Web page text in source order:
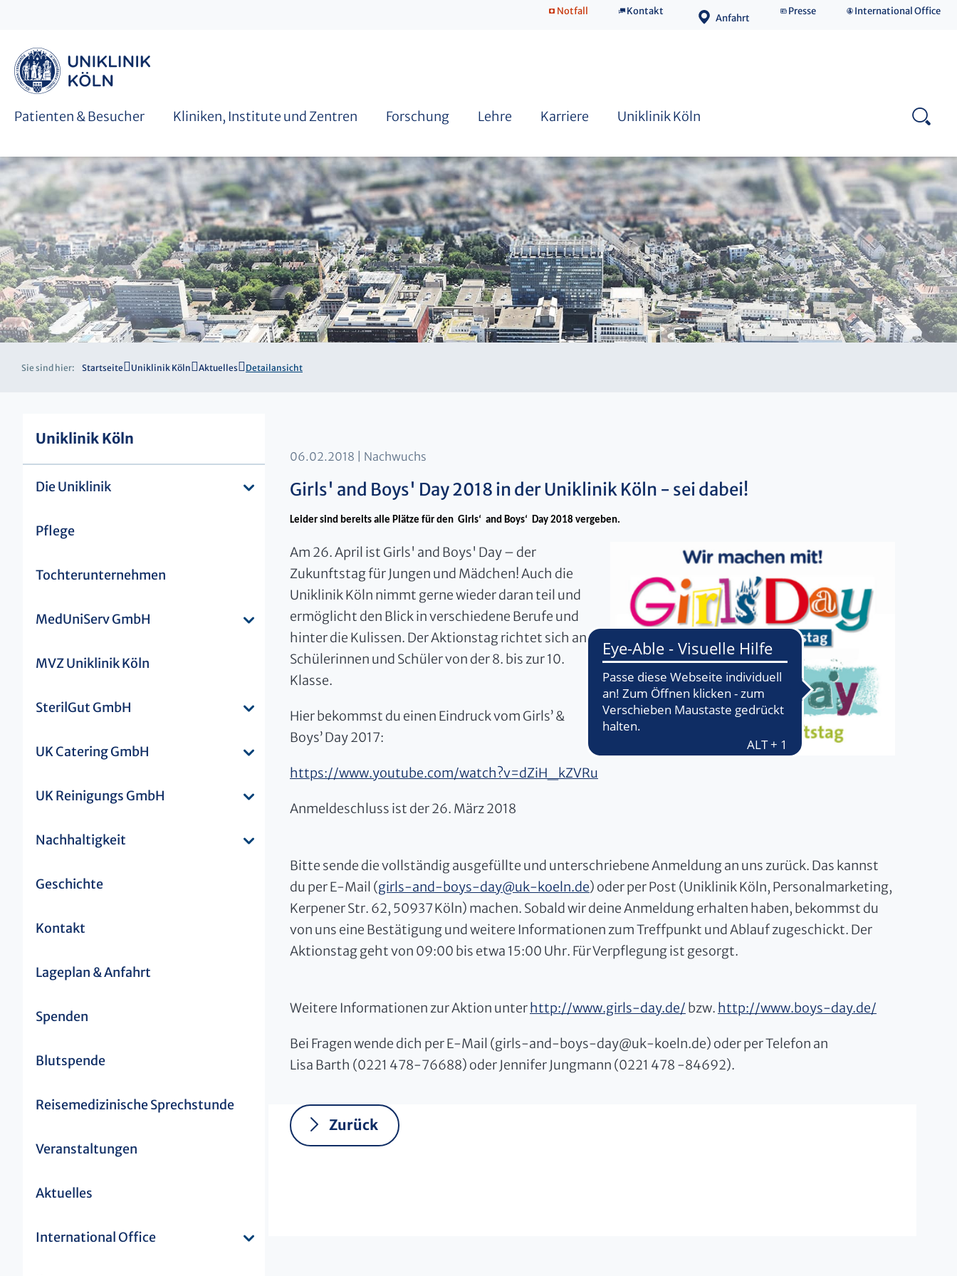
Notfall Kontakt
Anfahrt
Presse International Office
Patienten & Besucher Kliniken, Institute und Zentren Forschung Lehre Karriere Uniklinik Köln
Sie sind hier: Startseite Uniklinik Köln Aktuelles Detailansicht
Uniklinik Köln
Die Uniklinik
Pflege
Tochterunternehmen
MedUniServ GmbH
MVZ Uniklinik Köln
SterilGut GmbH
UK Catering GmbH
UK Reinigungs GmbH
Nachhaltigkeit
Geschichte
Kontakt
Lageplan & Anfahrt
Spenden
Blutspende
Reisemedizinische Sprechstunde
Veranstaltungen
Aktuelles
International Office
06.02.2018 Nachwuchs
Girls' and Boys' Day 2018 in der Uniklinik Köln - sei dabei!
Leider sind bereits alle Plätze für den Girls‘ and Boys‘ Day 2018 vergeben.
Am 26. April ist Girls' and Boys' Day – der
Zukunftstag für Jungen und Mädchen! Auch die
Uniklinik Köln nimmt gerne wieder daran teil und
ermöglicht den Blick in verschiedene Berufe und
hinter die Kulissen. Der Aktionstag richtet sich an
Schülerinnen und Schüler von der 8. bis zur 10.
Klasse.
Hier bekommst du einen Eindruck vom Girls’ &
Boys’ Day 2017:
https://www.youtube.com/watch?v=dZiH_kZVRu
Anmeldeschluss ist der 26. März 2018
Bitte sende die vollständig ausgefüllte und unterschriebene Anmeldung an uns zurück. Das kannst
du per E-Mail (girls-and-boys-day@uk-koeln.de) oder per Post (Uniklinik Köln, Personalmarketing,
Kerpener Str. 62, 50937 Köln) machen. Sobald wir deine Anmeldung erhalten haben, bekommst du
von uns eine Bestätigung und weitere Informationen zum Treffpunkt und Ablauf zugeschickt. Der
Aktionstag geht von 09:00 bis etwa 15:00 Uhr. Für Verpflegung ist gesorgt.
Weitere Informationen zur Aktion unterhttp://www.girls-day.de/ bzw. http://www.boys-day.de/
Bei Fragen wende dich per E-Mail (girls-and-boys-day@uk-koeln.de) oder per Telefon an
Lisa Barth (0221 478-76688) oder Jennifer Jungmann (0221 478 -84692).
Zurück